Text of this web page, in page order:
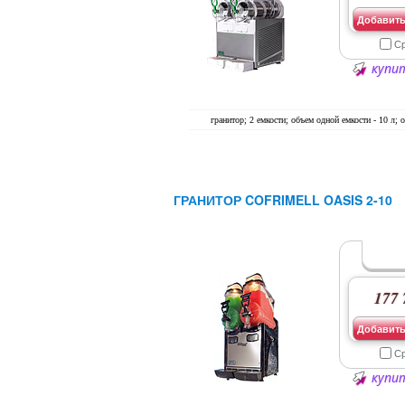
гранитор; 2 емкости; объем одной емкости - 10 л;
ГРАНИТОР COFRIMELL OASIS 2-10
177